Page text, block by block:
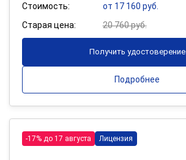
Стоимость:
от 17 160 руб.
Старая цена:
20 760 руб.
Получить удостоверение
Подробнее
-17% до 17 августа Лицензия